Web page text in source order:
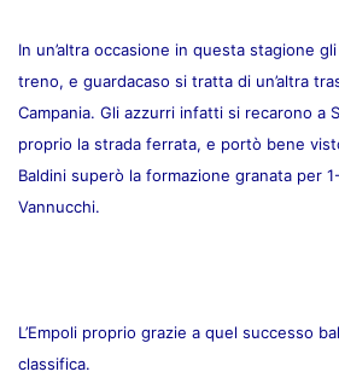
In un’altra occasione in questa stagione
treno, e guardacaso si tratta di un’altra
Campania. Gli azzurri infatti si recarono a
proprio la strada ferrata, e portò bene
Baldini superò la formazione granata per
Vannucchi.
L’Empoli proprio grazie a quel successo
classifica.